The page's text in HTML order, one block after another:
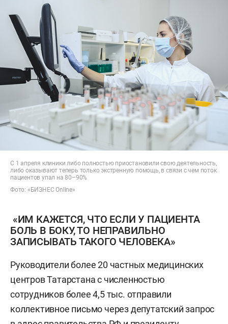
С 1 апреля клиники либо полностью приостановили свою деятельность,
либо оказывают теперь только экстренную помощь, в связи с чем поток
пациентов упал на 80–90%
Фото: «БИЗНЕС Online»
«ИМ КАЖЕТСЯ, ЧТО ЕСЛИ У ПАЦИЕНТА
БОЛЬ В БОКУ, ТО НЕПРАВИЛЬНО
ЗАПИСЫВАТЬ ТАКОГО ЧЕЛОВЕКА»
Руководители более 20 частных медицинских
центров Татарстана с численностью
сотрудников более 4,5 тыс. отправили
коллективное письмо через депутатский запрос